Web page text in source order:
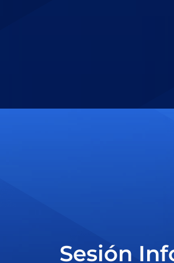
Sesión